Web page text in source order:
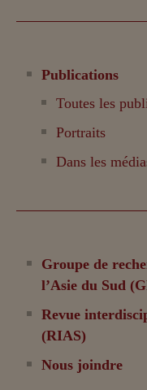
Publications
Toutes les
Portraits
Dans les
Groupe de
l’Asie du Sud
Revue
(RIAS)
Nous joindre